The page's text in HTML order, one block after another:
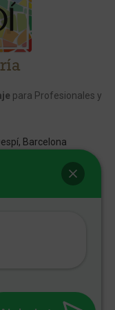
para Profesionales y
Barcelona